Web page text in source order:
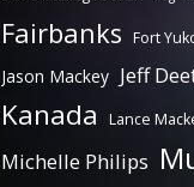
Fairbanks Fort
Jason Mackey Jeff
Kanada Lance
Michelle Philips